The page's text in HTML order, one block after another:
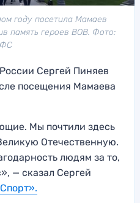
году посетила Мамаев
память героев ВОВ. Фото:
Сергей Пиняев
посещения Мамаева
Мы почтили здесь
Отечественную.
людям за то,
— сказал Сергей